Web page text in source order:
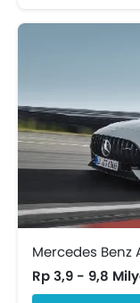
Mercedes Benz
Rp 3,9 - 9,8